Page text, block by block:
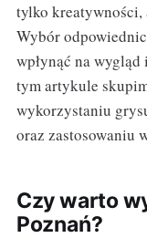
tylko kreatywności,
Wybór
wpłynąć na
tym artykule
wykorzystaniu
oraz zastosowaniu
Czy warto
Poznań?